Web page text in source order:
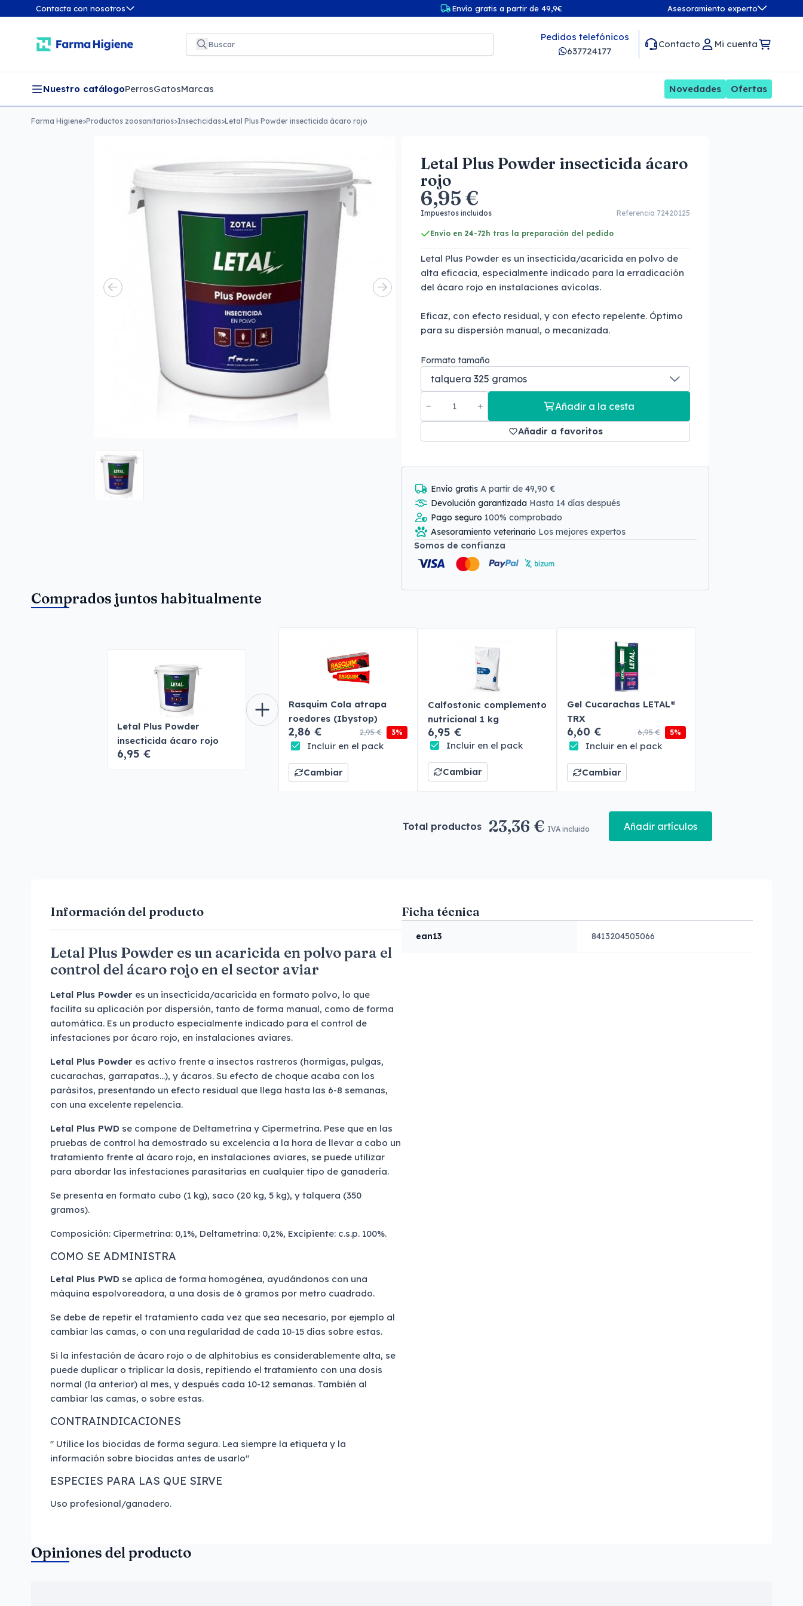
Contacta con nosotros Envío gratis a partir de 49,9€ Asesoramiento experto
Pedidos telefónicos
637724177
Contacto Mi cuenta
Nuestro catálogoPerrosGatosMarcas Novedades Ofertas
Farma Higiene>Productos zoosanitarios>Insecticidas>Letal Plus Powder insecticida ácaro rojo
Letal Plus Powder insecticida ácaro
rojo
6,95 €
Impuestos incluidos Referencia 72420125
Envío en 24-72h tras la preparación del pedido
Letal Plus Powder es un insecticida/acaricida en polvo de
alta eficacia, especialmente indicado para la erradicación
del ácaro rojo en instalaciones avícolas.
Eficaz, con efecto residual, y con efecto repelente. Óptimo
para su dispersión manual, o mecanizada.
Formato tamaño
Añadir a la cesta
Añadir a favoritos
Envío gratis A partir de 49,90 €
Devolución garantizada Hasta 14 días después
Pago seguro 100% comprobado
Asesoramiento veterinario Los mejores expertos
Somos de confianza
Comprados juntos habitualmente
Letal Plus Powder
insecticida ácaro rojo
6,95 €
Rasquim Cola atrapa
roedores (Ibystop)
2,86 € 2,95 € 3%
Incluir en el pack
Cambiar
Calfostonic complemento
nutricional 1 kg
6,95 €
Incluir en el pack
Cambiar
Gel Cucarachas LETAL®
TRX
6,60 € 6,95 € 5%
Incluir en el pack
Cambiar
Total productos 23,36 € IVA incluido Añadir artículos
Información del producto
Letal Plus Powder es un acaricida en polvo para el
control del ácaro rojo en el sector aviar
Letal Plus Powder es un insecticida/acaricida en formato polvo, lo que
facilita su aplicación por dispersión, tanto de forma manual, como de forma
automática. Es un producto especialmente indicado para el control de
infestaciones por ácaro rojo, en instalaciones aviares.
Letal Plus Powder es activo frente a insectos rastreros (hormigas, pulgas,
cucarachas, garrapatas…), y ácaros. Su efecto de choque acaba con los
parásitos, presentando un efecto residual que llega hasta las 6-8 semanas,
con una excelente repelencia.
Letal Plus PWD se compone de Deltametrina y Cipermetrina. Pese que en las
pruebas de control ha demostrado su excelencia a la hora de llevar a cabo un
tratamiento frente al ácaro rojo, en instalaciones aviares, se puede utilizar
para abordar las infestaciones parasitarias en cualquier tipo de ganadería.
Se presenta en formato cubo (1 kg), saco (20 kg, 5 kg), y talquera (350
gramos).
Composición: Cipermetrina: 0,1%, Deltametrina: 0,2%, Excipiente: c.s.p. 100%.
COMO SE ADMINISTRA
Letal Plus PWD se aplica de forma homogénea, ayudándonos con una
máquina espolvoreadora, a una dosis de 6 gramos por metro cuadrado.
Se debe de repetir el tratamiento cada vez que sea necesario, por ejemplo al
cambiar las camas, o con una regularidad de cada 10-15 días sobre estas.
Si la infestación de ácaro rojo o de alphitobius es considerablemente alta, se
puede duplicar o triplicar la dosis, repitiendo el tratamiento con una dosis
normal (la anterior) al mes, y después cada 10-12 semanas. También al
cambiar las camas, o sobre estas.
CONTRAINDICACIONES
" Utilice los biocidas de forma segura. Lea siempre la etiqueta y la
información sobre biocidas antes de usarlo"
ESPECIES PARA LAS QUE SIRVE
Uso profesional/ganadero.
Ficha técnica
ean13 8413204505066
Opiniones del producto